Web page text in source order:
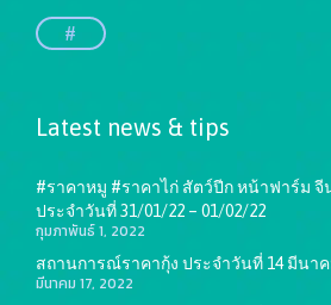
#
Latest news & tips
#ราคาหมู #ราคาไก่ สัตว์ปีก หน้าฟาร์ม จี
ประจำวันที่ 31/01/22 – 01/02/22
กุมภาพันธ์ 1, 2022
สถานการณ์ราคากุ้ง ประจำวันที่ 14 มีนาค
มีนาคม 17, 2022